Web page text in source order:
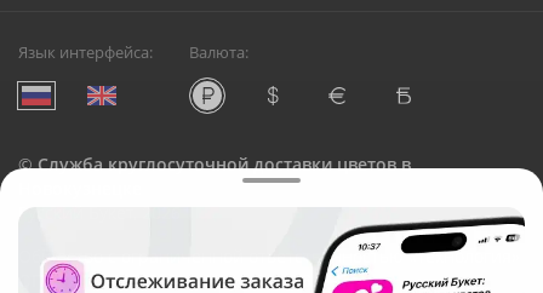
Язык интерфейса: Валюта:
©Служба круглосуточной доставки цветов в
Русский Букет, 2026
Общество с ограниченной ответственностью «Технология»
ОГРН: 1195476081745, ИНН: 5410081997